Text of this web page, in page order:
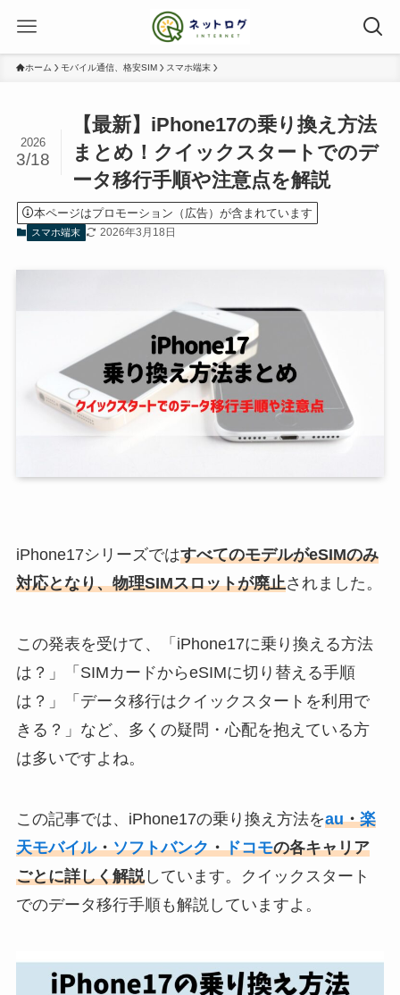
ホーム モバイル通信、格安SIM スマホ端末
【最新】iPhone17の乗り換え方法
まとめ！クイックスタートでのデ
ータ移行手順や注意点を解説
2026
3/18
本ページはプロモーション（広告）が含まれています
スマホ端末 2026年3月18日
iPhone17シリーズではすべてのモデルがeSIMのみ
対応となり、物理SIMスロットが廃止されました。
この発表を受けて、「iPhone17に乗り換える方法
は？」「SIMカードからeSIMに切り替える手順
は？」「データ移行はクイックスタートを利用で
きる？」など、多くの疑問・心配を抱えている方
は多いですよね。
この記事では、iPhone17の乗り換え方法をau・楽
天モバイル・ソフトバンク・ドコモの各キャリア
ごとに詳しく解説しています。クイックスタート
でのデータ移行手順も解説していますよ。